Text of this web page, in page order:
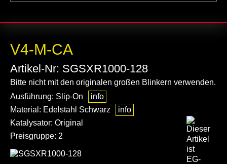
V4-M-CA
Artikel-Nr: SGSXR1000-128
Bitte nicht mit den originalen großen Blinkern verwenden.
Ausführung: Slip-On
info
Material: Edelstahl Schwarz
info
Katalysator: Original
Preisgruppe: 2